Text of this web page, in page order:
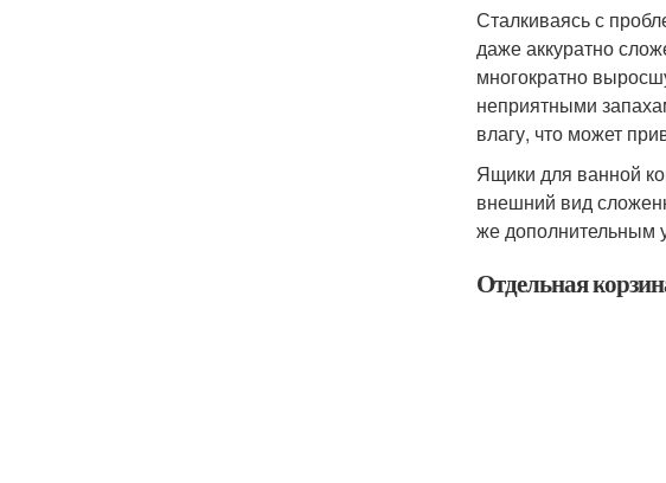
Сталкиваясь с
даже аккуратно
многократно
неприятными
влагу, что может
Ящики для ванной
внешний вид
же дополнительным
Отдельная